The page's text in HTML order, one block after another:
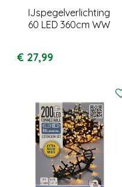
IJspegelverlichting
60 LED 360cm WW
€ 27,99